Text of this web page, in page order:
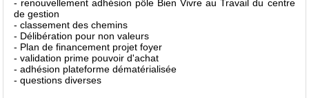
- renouvellement adhésion pôle Bien Vivre au Travail du centre
de gestion
- classement des chemins
- Délibération pour non valeurs
- Plan de financement projet foyer
- validation prime pouvoir d'achat
- adhésion plateforme dématérialisée